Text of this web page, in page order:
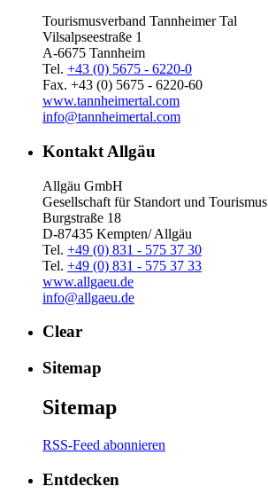
Tourismusverband Tannheimer Tal
Vilsalpseestraße 1
A-6675 Tannheim
Tel. +43 (0) 5675 - 6220-0
Fax. +43 (0) 5675 - 6220-60
www.tannheimertal.com
info@tannheimertal.com
Kontakt Allgäu
Allgäu GmbH
Gesellschaft für Standort und Tourismus
Burgstraße 18
D-87435 Kempten/ Allgäu
Tel. +49 (0) 831 - 575 37 30
Tel. +49 (0) 831 - 575 37 33
www.allgaeu.de
info@allgaeu.de
Clear
Sitemap
Sitemap
RSS-Feed abonnieren
Entdecken